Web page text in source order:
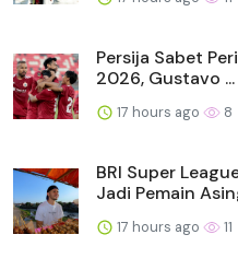
Persija Sabet
2026, Gustavo ...
17 hours ago 8
BRI Super
Jadi Pemain
17 hours ago 11